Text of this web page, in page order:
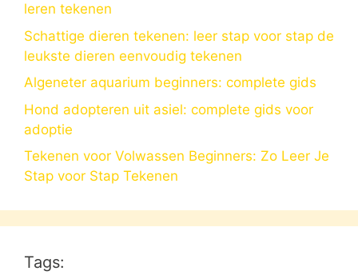
leren tekenen
Schattige dieren tekenen: leer stap voor stap de
leukste dieren eenvoudig tekenen
Algeneter aquarium beginners: complete gids
Hond adopteren uit asiel: complete gids voor
adoptie
Tekenen voor Volwassen Beginners: Zo Leer Je
Stap voor Stap Tekenen
Tags: